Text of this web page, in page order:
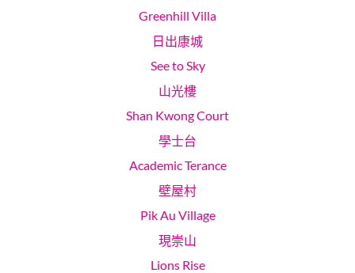
Greenhill Villa
日出康城
See to Sky
山光樓
Shan Kwong Court
學士台
Academic Terance
壁屋村
Pik Au Village
現崇山
Lions Rise